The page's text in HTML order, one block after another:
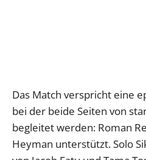
Das Match verspricht eine
bei der beide Seiten von
begleitet werden: Roman
Heyman unterstützt. Solo